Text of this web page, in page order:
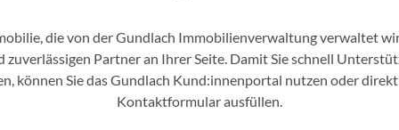
die von der Gundlach Immobilienverwaltung verwaltet
zuverlässigen Partner an Ihrer Seite. Damit Sie schnell
können Sie das Gundlach Kund:innenportal nutzen oder
Kontaktformular ausfüllen.